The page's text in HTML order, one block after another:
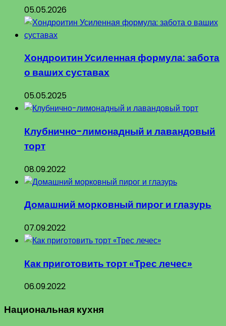
05.05.2026
Хондроитин Усиленная формула: забота
о ваших суставах
05.05.2025
Клубнично-лимонадный и лавандовый
торт
08.09.2022
Домашний морковный пирог и глазурь
07.09.2022
Как приготовить торт «Трес лечес»
06.09.2022
Национальная кухня